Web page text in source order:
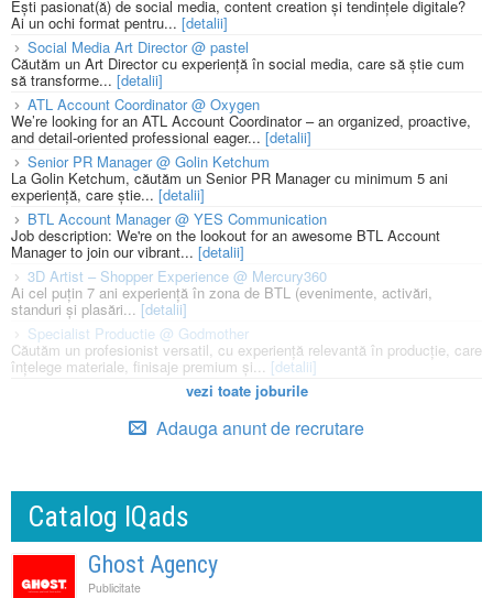
Ești pasionat(ă) de social media, content creation și tendințele digitale?
Ai un ochi format pentru... [detalii]
Social Media Art Director @ pastel
Căutăm un Art Director cu experiență în social media, care să știe cum
să transforme... [detalii]
ATL Account Coordinator @ Oxygen
We’re looking for an ATL Account Coordinator – an organized, proactive,
and detail-oriented professional eager... [detalii]
Senior PR Manager @ Golin Ketchum
La Golin Ketchum, căutăm un Senior PR Manager cu minimum 5 ani
experiență, care știe... [detalii]
BTL Account Manager @ YES Communication
Job description: We're on the lookout for an awesome BTL Account
Manager to join our vibrant... [detalii]
3D Artist – Shopper Experience @ Mercury360
Ai cel puțin 7 ani experiență în zona de BTL (evenimente, activări,
standuri și plasări...[detalii]
Specialist Productie @ Godmother
Căutăm un profesionist versatil, cu experiență relevantă în producție, care
înțelege materiale, finisaje premium și... [detalii]
vezi toate joburile
Adauga anunt de recrutare
Catalog IQads
Ghost Agency
Publicitate